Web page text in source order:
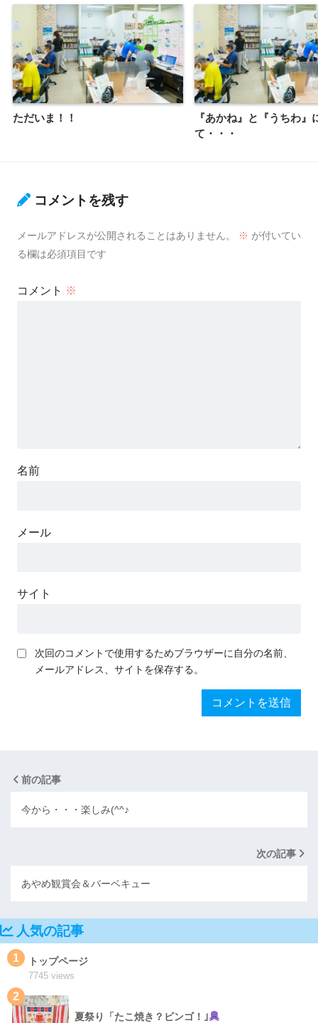
ただいま！！
『あかね』と『うちわ』
て・・・
コメントを残す
メールアドレスが公開されることはありません。 ※ が付いてい
る欄は必須項目です
コメント ※
名前
メール
サイト
次回のコメントで使用するためブラウザーに自分の名前、
メールアドレス、サイトを保存する。
前の記事
今から・・・楽しみ(^^♪
次の記事
あやめ観賞会＆バーベキュー
人気の記事
1 トップページ
7745 views
2
夏祭り「たこ焼き？ビンゴ！｣